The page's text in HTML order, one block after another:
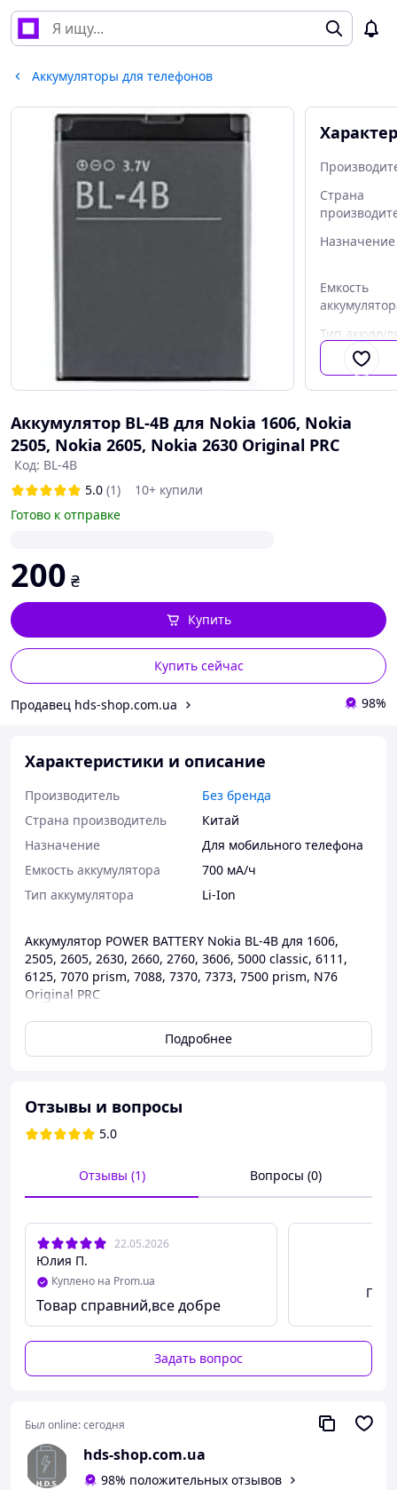
Аккумуляторы для телефонов
Страна
Назначение
Емкость
Тип
Аккумулятор BL-4B для Nokia 1606, Nokia
2505, Nokia 2605, Nokia 2630 Original PRC
Код: BL-4B
5.0 (1)
10+ купили
Готово к отправке
200 ₴
Купить сейчас
Купить
Продавец hds-shop.com.ua 98%
Характеристики и описание
Производитель
Без бренда
Страна производитель
Китай
Назначение
Для мобильного телефона
Емкость аккумулятора
700 мА/ч
Тип аккумулятора
Li-Ion
Аккумулятор POWER BATTERY Nokia BL-4B для 1606,
2505, 2605, 2630, 2660, 2760, 3606, 5000 classic, 6111,
6125, 7070 prism, 7088, 7370, 7373, 7500 prism, N76
Original PRC
Маркировка: BL-4B
Для моделей: Nokia 1606, 2505, 2605, 2630, 2660, 2760,
Отправка Укрпочтой и Meest почтами возможна по
маркировками.
Получив заказ, обратите внимание на контакты
пленка.
Сверьте маркировку старой и заказываемой батареи.
Подробнее
Отзывы и вопросы
5.0
Отзывы (1) Вопросы (0)
22.05.2026
Юлия П.
Куплено на Prom.ua
Товар справний,все добре
Задать вопрос
Был online:сегодня
hds-shop.com.ua
98% положительных отзывов